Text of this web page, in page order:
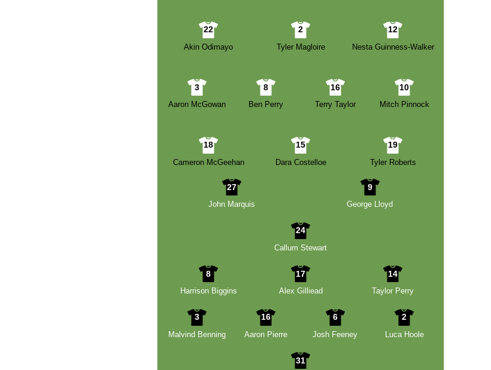
22
Akin Odimayo
2
Tyler Magloire
12
Nesta Guinness-Walker
3
Aaron McGowan
8
Ben Perry
16
Terry Taylor
10
Mitch Pinnock
18
Cameron McGeehan
15
Dara Costelloe
19
Tyler Roberts
27
John Marquis
9
George Lloyd
24
Callum Stewart
8
Harrison Biggins
17
Alex Gilliead
14
Taylor Perry
3
Malvind Benning
16
Aaron Pierre
6
Josh Feeney
2
Luca Hoole
31